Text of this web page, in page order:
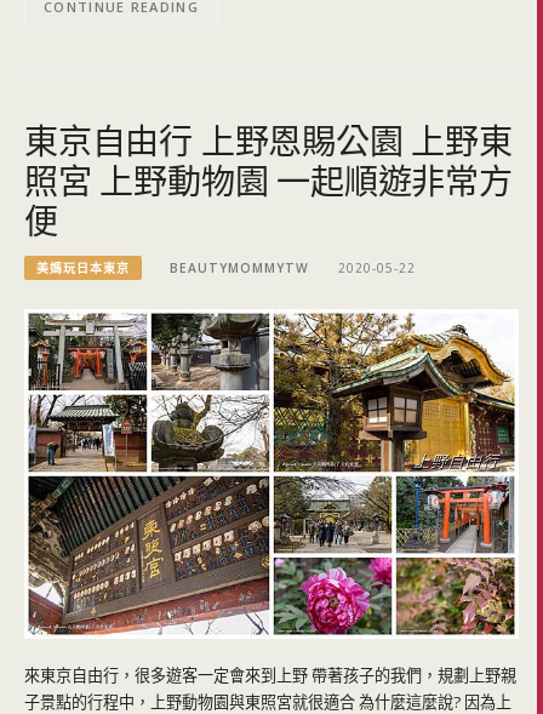
CONTINUE READING
東京自由行 上野恩賜公園 上野東
照宮 上野動物園 一起順遊非常方
便
美媽玩日本東京 BEAUTYMOMMYTW 2020-05-22
來東京自由行，很多遊客一定會來到上野 帶著孩子的我們，規劃上野親
子景點的行程中，上野動物園與東照宮就很適合 為什麼這麼說? 因為上